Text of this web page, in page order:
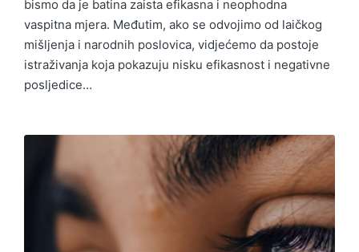
bismo da je batina zaista efikasna i neophodna
vaspitna mjera. Međutim, ako se odvojimo od laičkog
mišljenja i narodnih poslovica, vidjećemo da postoje
istraživanja koja pokazuju nisku efikasnost i negativne
posljedice…